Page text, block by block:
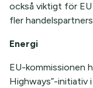
också viktigt för
fler
Energi
EU-kommissionen
Highways”-initiativ